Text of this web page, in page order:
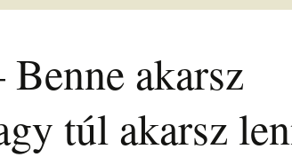
–
ÉFT esetek –
tanítványoktól
Vegyes esetek
felismeréseimet és
Általános Szerződési
Feltételek
akarsz
túl akarsz